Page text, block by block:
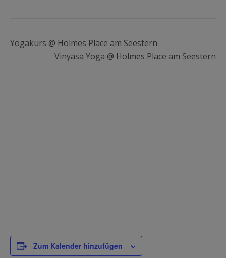
Yogakurs @ Holmes Place am Seestern
Vinyasa Yoga @ Holmes Place am Seestern
Zum Kalender hinzufügen